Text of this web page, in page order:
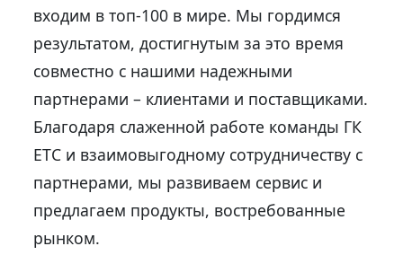
входим в топ-100 в мире. Мы гордимся
результатом, достигнутым за это время
совместно с нашими надежными
партнерами – клиентами и поставщиками.
Благодаря слаженной работе команды ГК
ЕТС и взаимовыгодному сотрудничеству с
партнерами, мы развиваем сервис и
предлагаем продукты, востребованные
рынком.